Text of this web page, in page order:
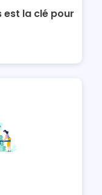
est la clé pour